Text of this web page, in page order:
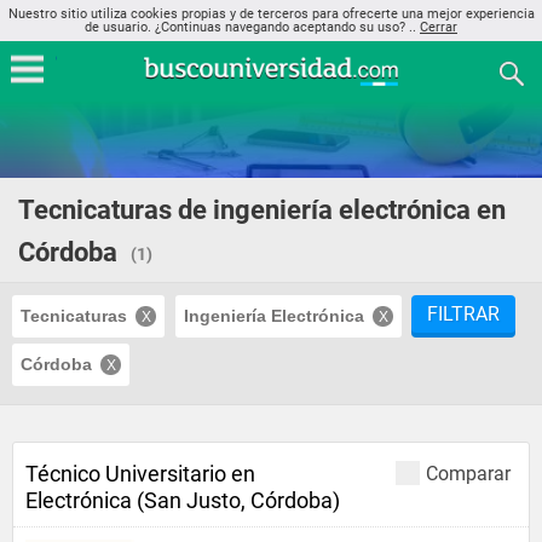
Nuestro sitio utiliza cookies propias y de terceros para ofrecerte una mejor experiencia
de usuario. ¿Continuas navegando aceptando su uso? .. Cerrar
Tecnicaturas de ingeniería electrónica en
Córdoba
(1)
Tecnicaturas Ingeniería Electrónica
Córdoba
FILTRAR
Comparar
Técnico Universitario en
Electrónica (San Justo, Córdoba)